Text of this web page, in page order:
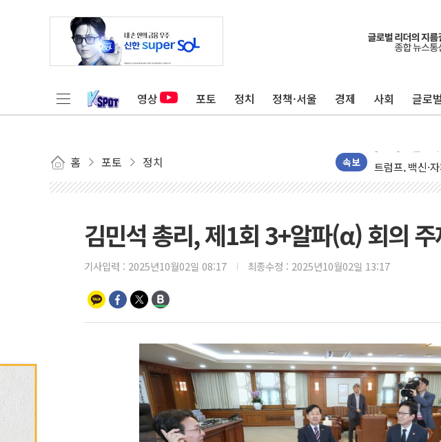
영상 포토 정치 정책·서울 경제 사회 글로
홈 포토 정치 속보
유럽증시, 美
미 연준 매파
트럼프, 백신·
美 항소법원,
美 고용 쇼크에
[AI MY 뉴스]
뉴욕증시 프리
[종합] 美 7월
[사진] 이슬람
뉴욕증시 개장
보훈부, 미
트럼프 "금리
특정 정치인 측
李 "해남 태양
李 대통령, '6
김민석 총리, 제1회 3+알파(α) 회의
기사입력 : 2025년10월02일 08:17 최종수정 : 2025년10월02일 13:17